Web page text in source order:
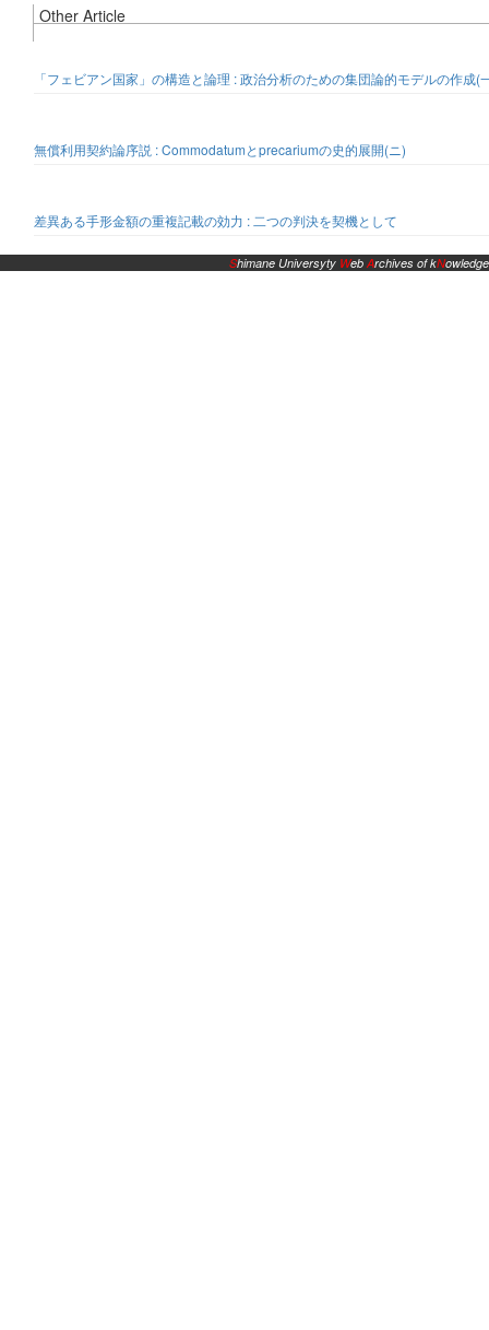
Other Article
「フェビアン国家」の構造と論理 : 政治分析のための集団論的モデルの作成(
無償利用契約論序説 : Commodatumとprecariumの史的展開(ニ)
差異ある手形金額の重複記載の効力 : 二つの判決を契機として
Shimane Universyty WebArchives of kNowledge